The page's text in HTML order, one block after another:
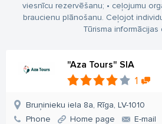
viesnīcu rezervēšanu; • ceļojumu
braucienu plānošanu. Ceļojot
Tūrisma informācijas
"Aza Tours" SIA
1
Bruņinieku iela 8a, Rīga, LV-1010
Phone
Home page E-mail